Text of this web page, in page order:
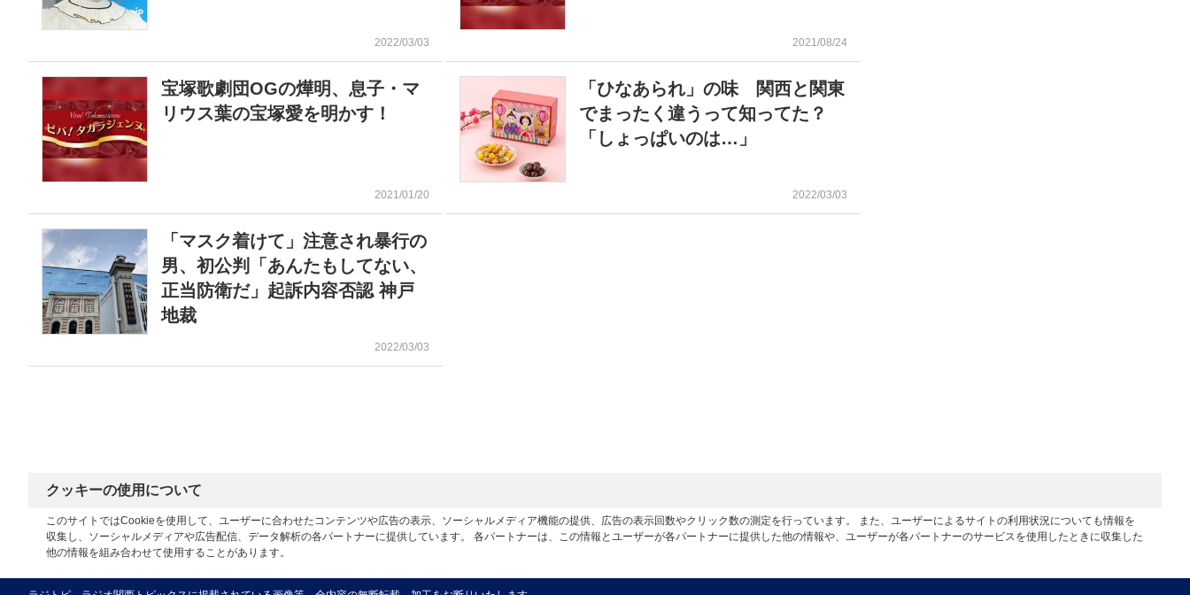
2022/03/03 2021/08/24
宝塚歌劇団OGの燁明、息子・マ
リウス葉の宝塚愛を明かす！
2021/01/20
「ひなあられ」の味 関西と関東
でまったく違うって知ってた？
「しょっぱいのは…」
2022/03/03
「マスク着けて」注意され暴行の
男、初公判「あんたもしてない、
正当防衛だ」起訴内容否認 神戸
地裁
2022/03/03
クッキーの使用について
このサイトではCookieを使用して、ユーザーに合わせたコンテンツや広告の表示、ソーシャルメディア機能の提供、広告の表示回数やクリック数の測定を行っています。 また、ユーザーによるサイトの利用状況についても情報を
収集し、ソーシャルメディアや広告配信、データ解析の各パートナーに提供しています。 各パートナーは、この情報とユーザーが各パートナーに提供した他の情報や、ユーザーが各パートナーのサービスを使用したときに収集した
他の情報を組み合わせて使用することがあります。